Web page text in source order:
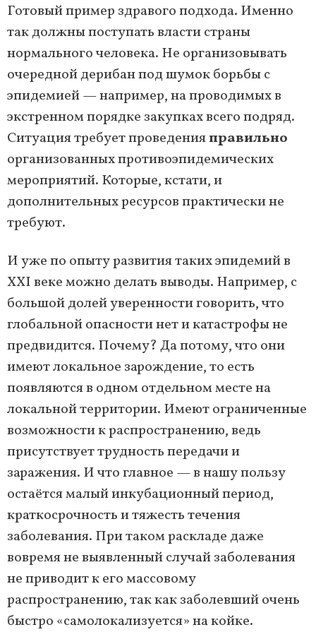
Готовый пример здравого подхода. Именно
так должны поступать власти страны
нормального человека. Не организовывать
очередной дерибан под шумок борьбы с
эпидемией — например, на проводимых в
экстренном порядке закупках всего подряд.
Ситуация требует проведенияправильно
организованных противоэпидемических
мероприятий. Которые, кстати, и
дополнительных ресурсов практически не
требуют.
И уже по опыту развития таких эпидемий в
XXI веке можно делать выводы. Например, с
большой долей уверенности говорить, что
глобальной опасности нет и катастрофы не
предвидится. Почему? Да потому, что они
имеют локальное зарождение, то есть
появляются в одном отдельном месте на
локальной территории. Имеют ограниченные
возможности к распространению, ведь
присутствует трудность передачи и
заражения. И что главное — в нашу пользу
остаётся малый инкубационный период,
краткосрочность и тяжесть течения
заболевания. При таком раскладе даже
вовремя не выявленный случай заболевания
не приводит к его массовому
распространению, так как заболевший очень
быстро «самолокализуется» на койке.